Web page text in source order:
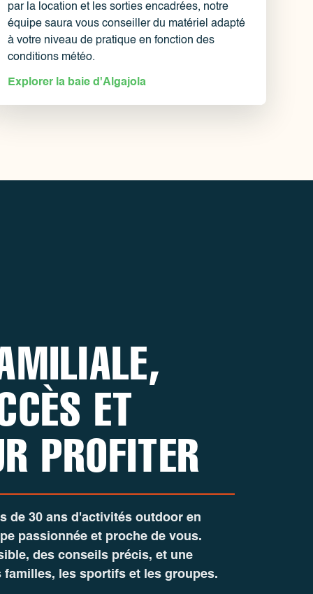
par la location et les sorties encadrées, notre
équipe saura vous conseiller du matériel adapté
à votre niveau de pratique en fonction des
conditions météo.
Explorer la baie d'Algajola
ET
PROFITER
de 30 ans d'activités outdoor en
passionnée et proche de vous.
des conseils précis, et une
les sportifs et les groupes.